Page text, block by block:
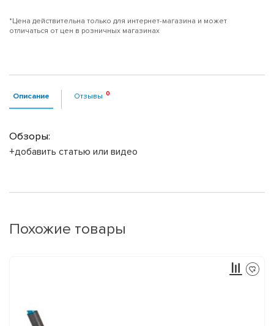
*Цена действительна только для интернет-магазина и может
отличаться от цен в розничных магазинах
Описание Отзывы
Обзоры:
+добавить статью или видео
Похожие товары